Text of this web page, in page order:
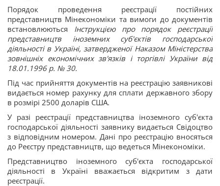
Порядок проведення реєстрації постійних
представництв Мінекономіки та вимоги до документів
встановлюються Інструкцією про порядок реєстрації
представництв іноземних суб'єктів господарської
діяльності в Україні, затвердженої Наказом Міністерства
зовнішніх економічних зв'язків і торгівлі України від
18.01.1996 р. № 30.
Під час прийняття документів на реєстрацію заявникові
видається номер рахунку для сплати державного збору
в розмірі 2500 доларів США.
У разі реєстрації представництва іноземного суб'єкта
господарської діяльності заявнику видається Свідоцтво
з відповідним номером. Дані про реєстрацію вносяться
до Реєстру представництв, що ведеться Мінекономіки.
Представництво іноземного суб'єкта господарської
діяльності в Україні вважається відкритим з дати
реєстрації.